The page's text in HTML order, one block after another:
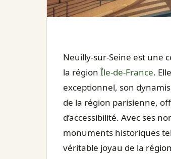
Neuilly-sur-Seine est une
la région Île-de-France.
exceptionnel, son
de la région parisienne,
d’accessibilité. Avec ses
monuments historiques
véritable joyau de la